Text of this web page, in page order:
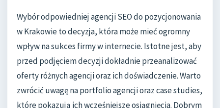
Wybór odpowiedniej agencji SEO do pozycjonowania
w Krakowie to decyzja, która może mieć ogromny
wpływ na sukces firmy w internecie. Istotne jest, aby
przed podjęciem decyzji dokładnie przeanalizować
oferty różnych agencji oraz ich doświadczenie. Warto
zwrócić uwagę na portfolio agencji oraz case studies,
które pokazują ich wcześniejsze osiągnięcia. Dobrym